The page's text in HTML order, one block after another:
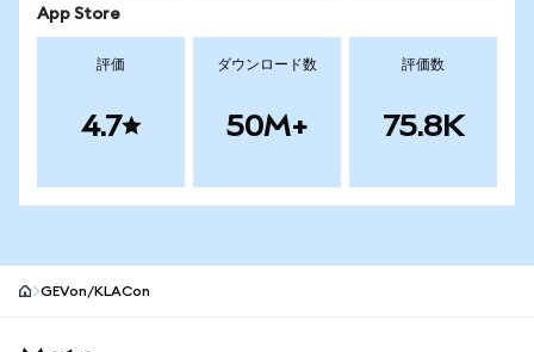
App Store
評価
4.7
ダウンロード数
50M+
評価数
75.8K
GEVon/KLACon